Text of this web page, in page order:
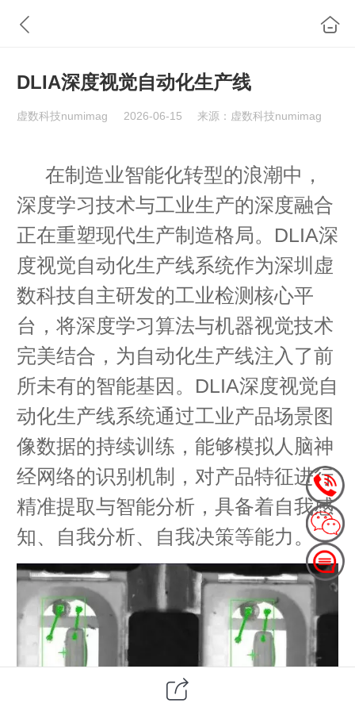
DLIA深度视觉自动化生产线
虚数科技numimag 2026-06-15 来源：虚数科技numimag
在制造业智能化转型的浪潮中，
深度学习技术与工业生产的深度融合
正在重塑现代生产制造格局。DLIA深
度视觉自动化生产线系统作为深圳虚
数科技自主研发的工业检测核心平
台，将深度学习算法与机器视觉技术
完美结合，为自动化生产线注入了前
所未有的智能基因。DLIA深度视觉自
动化生产线系统通过工业产品场景图
像数据的持续训练，能够模拟人脑神
经网络的识别机制，对产品特征进行
精准提取与智能分析，具备着自我感
知、自我分析、自我决策等能力。